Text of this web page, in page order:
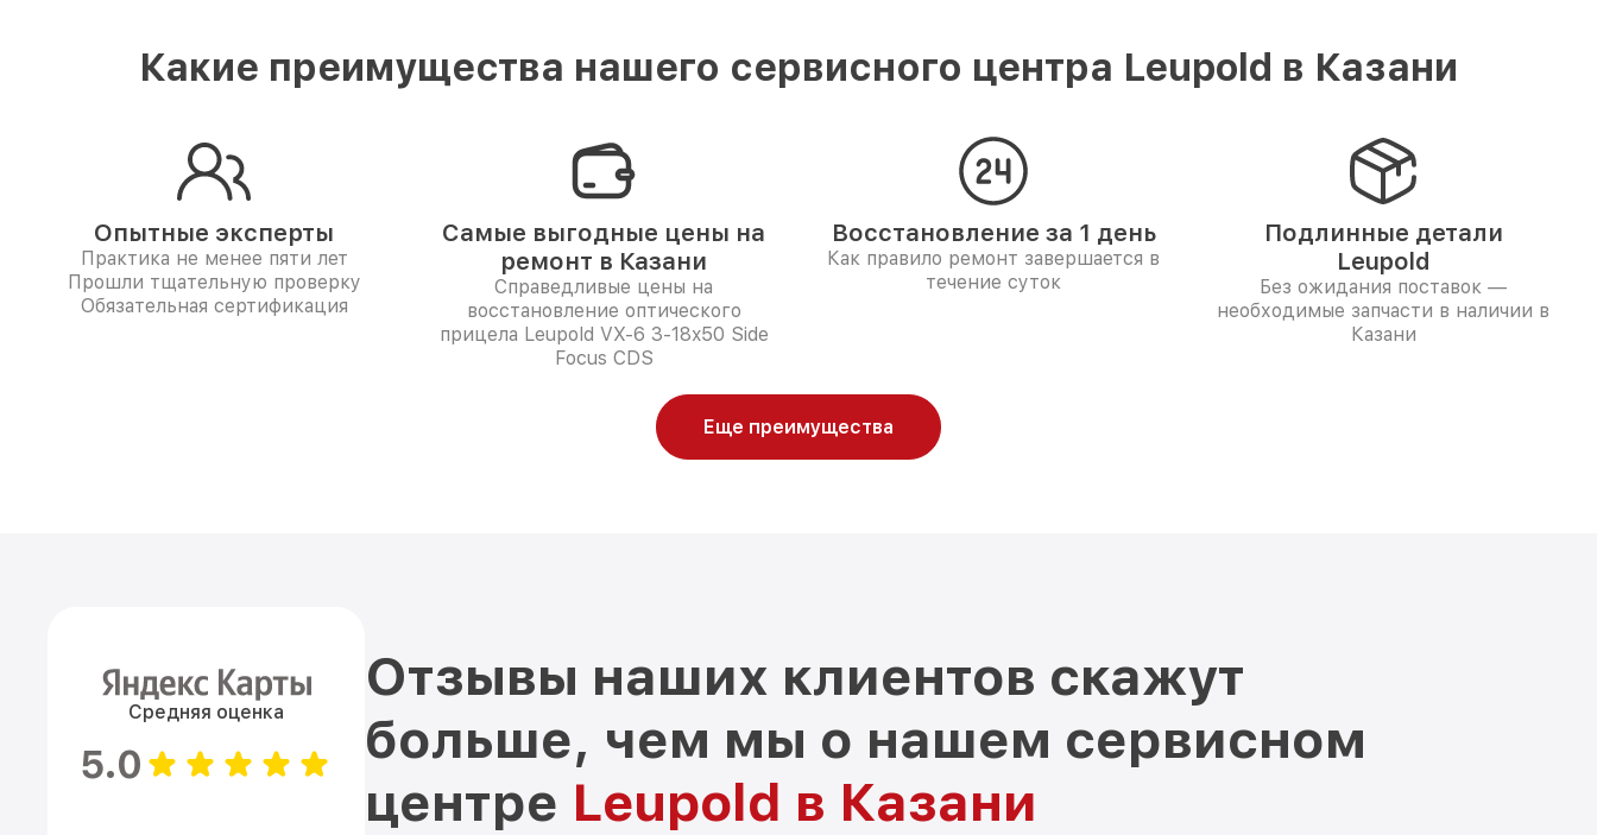
Какие преимущества нашего сервисного центра Leupold в Казани
Опытные эксперты
Практика не менее пяти лет
Прошли тщательную проверку
Обязательная сертификация
Самые выгодные цены на
ремонт в Казани
Справедливые цены на
восстановление оптического
прицела Leupold VX-6 3-18x50 Side
Focus CDS
Восстановление за 1 день
Как правило ремонт завершается в
течение суток
Подлинные детали
Leupold
Без ожидания поставок —
необходимые запчасти в наличии в
Казани
Еще преимущества
Средняя оценка
5.0
Отзывы наших клиентов скажут
больше, чем мы о нашем сервисном
центре Leupold в Казани